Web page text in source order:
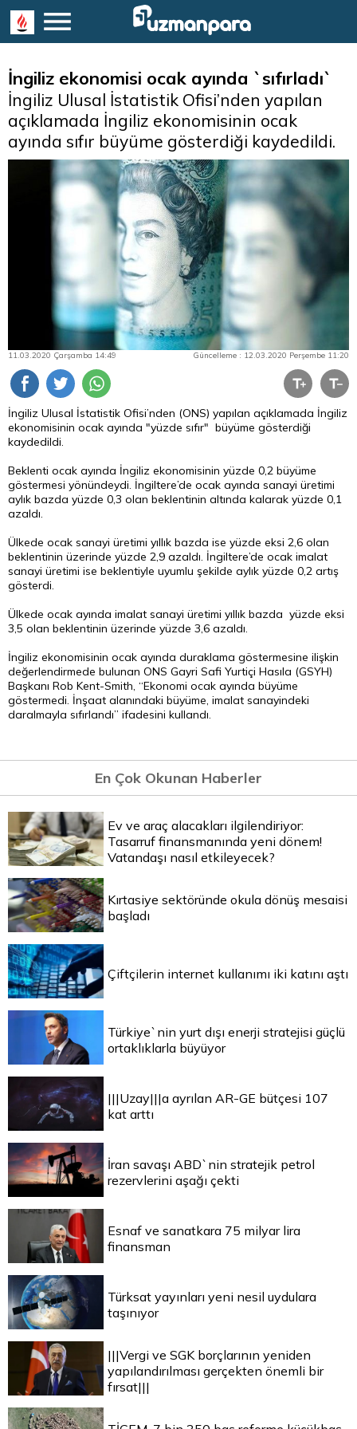
İngiliz ekonomisi ocak ayında `sıfırladı`
İngiliz Ulusal İstatistik Ofisi’nden yapılan
açıklamada İngiliz ekonomisinin ocak
ayında sıfır büyüme gösterdiği kaydedildi.
11.03.2020 Çarşamba 14:49 Güncelleme : 12.03.2020 Perşembe 11:20
İngiliz Ulusal İstatistik Ofisi’nden (ONS) yapılan açıklamada İngiliz
ekonomisinin ocak ayında "yüzde sıfır" büyüme gösterdiği
kaydedildi.
Beklenti ocak ayında İngiliz ekonomisinin yüzde 0,2 büyüme
göstermesi yönündeydi. İngiltere’de ocak ayında sanayi üretimi
aylık bazda yüzde 0,3 olan beklentinin altında kalarak yüzde 0,1
azaldı.
Ülkede ocak sanayi üretimi yıllık bazda ise yüzde eksi 2,6 olan
beklentinin üzerinde yüzde 2,9 azaldı. İngiltere’de ocak imalat
sanayi üretimi ise beklentiyle uyumlu şekilde aylık yüzde 0,2 artış
gösterdi.
Ülkede ocak ayında imalat sanayi üretimi yıllık bazda yüzde eksi
3,5 olan beklentinin üzerinde yüzde 3,6 azaldı.
İngiliz ekonomisinin ocak ayında duraklama göstermesine ilişkin
değerlendirmede bulunan ONS Gayri Safi Yurtiçi Hasıla (GSYH)
Başkanı Rob Kent-Smith, “Ekonomi ocak ayında büyüme
göstermedi. İnşaat alanındaki büyüme, imalat sanayindeki
daralmayla sıfırlandı” ifadesini kullandı.
En Çok Okunan Haberler
Ev ve araç alacakları ilgilendiriyor:
Tasarruf finansmanında yeni dönem!
Vatandaşı nasıl etkileyecek?
Kırtasiye sektöründe okula dönüş mesaisi
başladı
Çiftçilerin internet kullanımı iki katını aştı
Türkiye`nin yurt dışı enerji stratejisi güçlü
ortaklıklarla büyüyor
|||Uzay|||a ayrılan AR-GE bütçesi 107
kat arttı
İran savaşı ABD`nin stratejik petrol
rezervlerini aşağı çekti
Esnaf ve sanatkara 75 milyar lira
finansman
Türksat yayınları yeni nesil uydulara
taşınıyor
|||Vergi ve SGK borçlarının yeniden
yapılandırılması gerçekten önemli bir
fırsat|||